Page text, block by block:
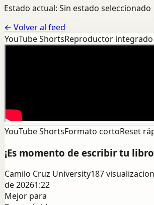
Estado actual: Sin estado seleccionado
← Volver al feed
YouTube ShortsReproductor integrado
YouTube ShortsFormato cortoReset
¡Es momento de escribir tu
Camilo Cruz University187
de 20261:22
Mejor para